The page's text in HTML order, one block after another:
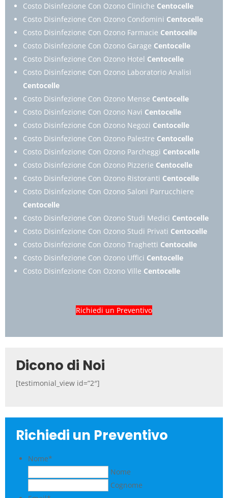
Costo Disinfezione Con Ozono Cliniche Centocelle
Costo Disinfezione Con Ozono Condomini Centocelle
Costo Disinfezione Con Ozono Farmacie Centocelle
Costo Disinfezione Con Ozono Garage Centocelle
Costo Disinfezione Con Ozono Hotel Centocelle
Costo Disinfezione Con Ozono Laboratorio Analisi
Centocelle
Costo Disinfezione Con Ozono Mense Centocelle
Costo Disinfezione Con Ozono Navi Centocelle
Costo Disinfezione Con Ozono Negozi Centocelle
Costo Disinfezione Con Ozono Palestre Centocelle
Costo Disinfezione Con Ozono Parcheggi Centocelle
Costo Disinfezione Con Ozono Pizzerie Centocelle
Costo Disinfezione Con Ozono Ristoranti Centocelle
Costo Disinfezione Con Ozono Saloni Parrucchiere
Centocelle
Costo Disinfezione Con Ozono Studi Medici Centocelle
Costo Disinfezione Con Ozono Studi Privati Centocelle
Costo Disinfezione Con Ozono Traghetti Centocelle
Costo Disinfezione Con Ozono Uffici Centocelle
Costo Disinfezione Con Ozono Ville Centocelle
Richiedi un Preventivo
Dicono di Noi
[testimonial_view id=”2″]
Richiedi un Preventivo
Nome*
Nome
Cognome